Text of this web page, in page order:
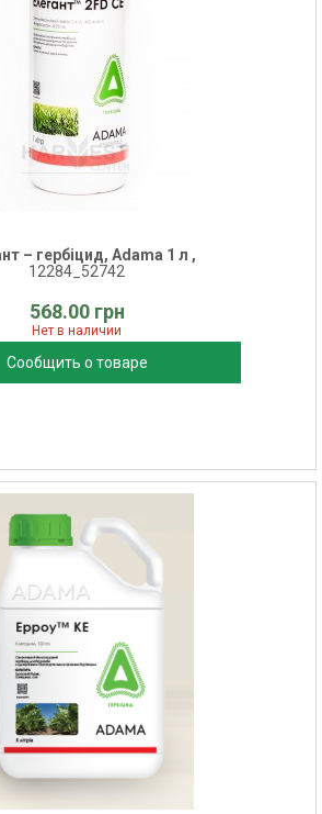
– гербіцид, Adama 1 л ,
12284_52742
568.00 грн
Нет в наличии
Сообщить о товаре